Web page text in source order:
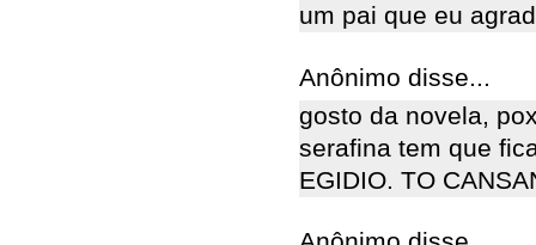
um pai que eu
Anônimo disse...
gosto da novela,
serafina tem que
EGIDIO. TO